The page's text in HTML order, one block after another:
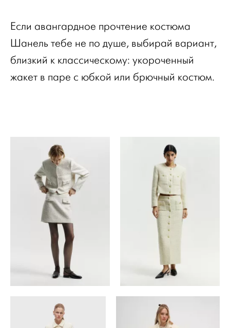
Если авангардное прочтение костюма
Шанель тебе не по душе, выбирай вариант,
близкий к классическому: укороченный
жакет в паре с юбкой или брючный костюм.